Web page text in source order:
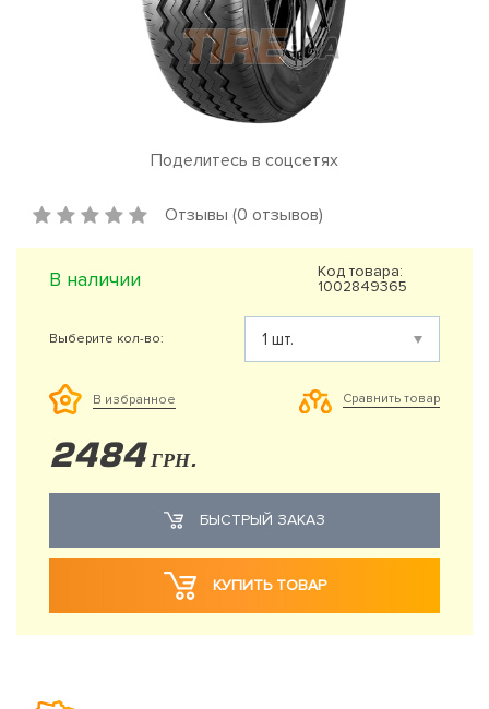
Поделитесь в соцсетях
Отзывы (0 отзывов)
В наличии
Код товара:
1002849365
Выберите кол-во:
В избранное Сравнить товар
2484 ГРН.
БЫСТРЫЙ ЗАКАЗ
КУПИТЬ ТОВАР